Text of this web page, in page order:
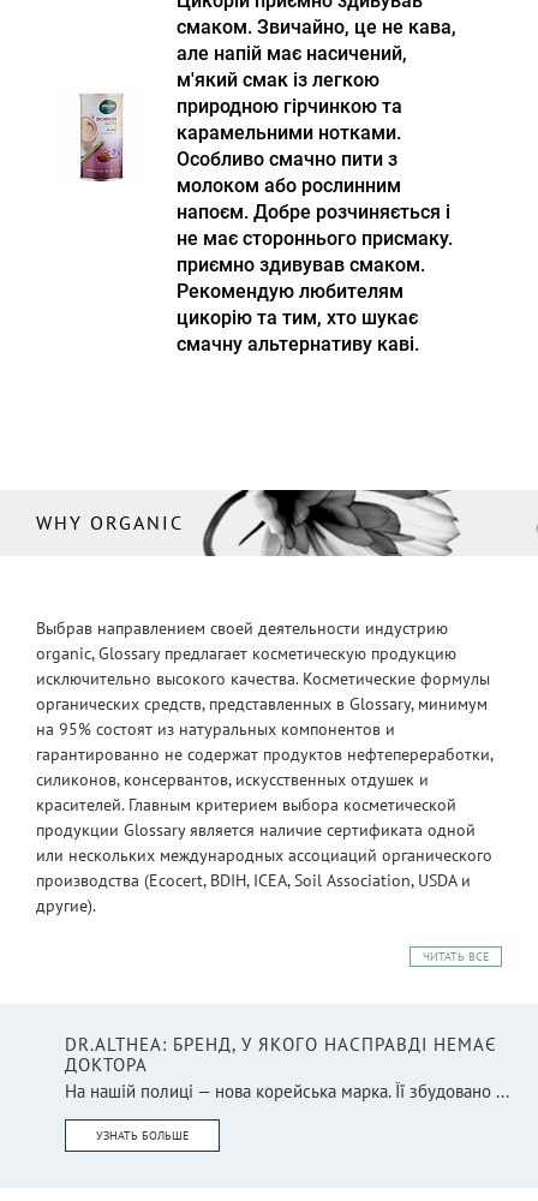
смаком. Звичайно, це не кава,
але напій має насичений,
м'який смак із легкою
природною гірчинкою та
карамельними нотками.
Особливо смачно пити з
молоком або рослинним
напоєм. Добре розчиняється і
не має стороннього присмаку.
приємно здивував смаком.
Рекомендую любителям
цикорію та тим, хто шукає
смачну альтернативу каві.
WHY ORGANIC
Выбрав направлением своей деятельности индустрию
organic, Glossary предлагает косметическую продукцию
исключительно высокого качества. Косметические формулы
органических средств, представленных в Glossary, минимум
на 95% состоят из натуральных компонентов и
гарантированно не содержат продуктов нефтепереработки,
силиконов, консервантов, искусственных отдушек и
красителей. Главным критерием выбора косметической
продукции Glossary является наличие сертификата одной
или нескольких международных ассоциаций органического
производства (Ecocert, BDIH, ICEA, Soil Association, USDA и
другие).
ЧИТАТЬ ВСЕ
DR.ALTHEA: БРЕНД, У ЯКОГО НАСПРАВДІ НЕМАЄ
ДОКТОРА
На нашій полиці — нова корейська марка. Її збудовано ...
УЗНАТЬ БОЛЬШЕ